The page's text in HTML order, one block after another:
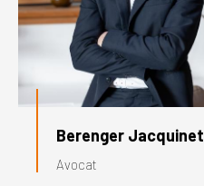
Berenger Jacquinet
Avocat